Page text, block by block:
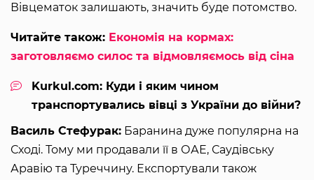
Вівцематок залишають, значить буде потомство.
Читайте також: Економія на кормах:
заготовляємо силос та відмовляємось від сіна
Kurkul.com: Куди і яким чином
транспортувались вівці з України до війни?
Василь Стефурак: Баранина дуже популярна на
Сході. Тому ми продавали її в ОАЕ, Саудівську
Аравію та Туреччину. Експортували також